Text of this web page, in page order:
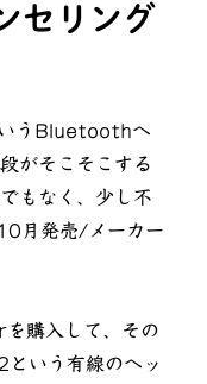
セリング
うBluetoothヘ
がそこそこする
もなく、少し不
月発売/メーカー
購入して、その
いう有線のヘッ